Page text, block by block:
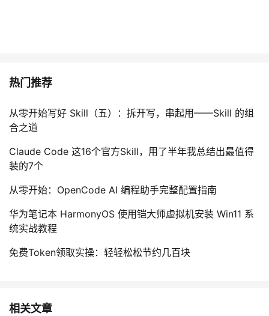
热门推荐
从零开始写好 Skill（五）：拆开写，串起用——Skill 的组
合之道
Claude Code 这16个官方Skill，用了半年我总结出最值得
装的7个
从零开始：OpenCode AI 编程助手完整配置指南
华为笔记本 HarmonyOS 使用铠大师虚拟机安装 Win11 系
统实战教程
免费Token领取实操：轻轻松松节约几百块
相关文章